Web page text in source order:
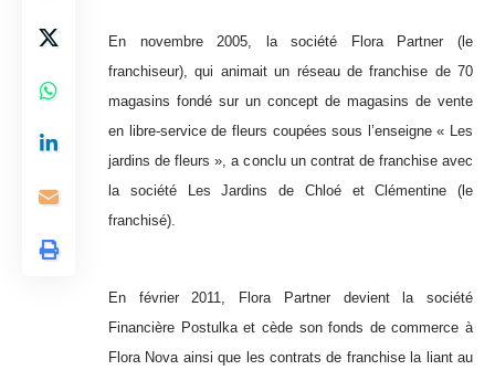
En novembre 2005, la société Flora Partner (le
franchiseur), qui animait un réseau de franchise de 70
magasins fondé sur un concept de magasins de vente
en libre-service de fleurs coupées sous l’enseigne « Les
jardins de fleurs », a conclu un contrat de franchise avec
la société Les Jardins de Chloé et Clémentine (le
franchisé).
En février 2011, Flora Partner devient la société
Financière Postulkaet cède son fonds de commerce à
Flora Nova ainsi que les contrats de franchise la liant au